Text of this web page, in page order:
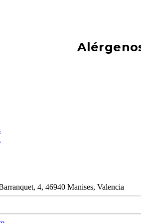
4, 46940 Manises, Valencia